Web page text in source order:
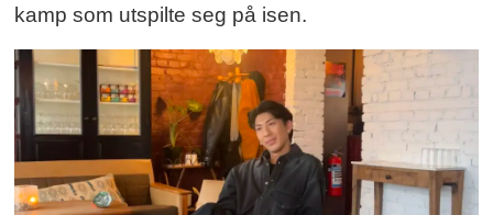
kamp som utspilte seg på isen.